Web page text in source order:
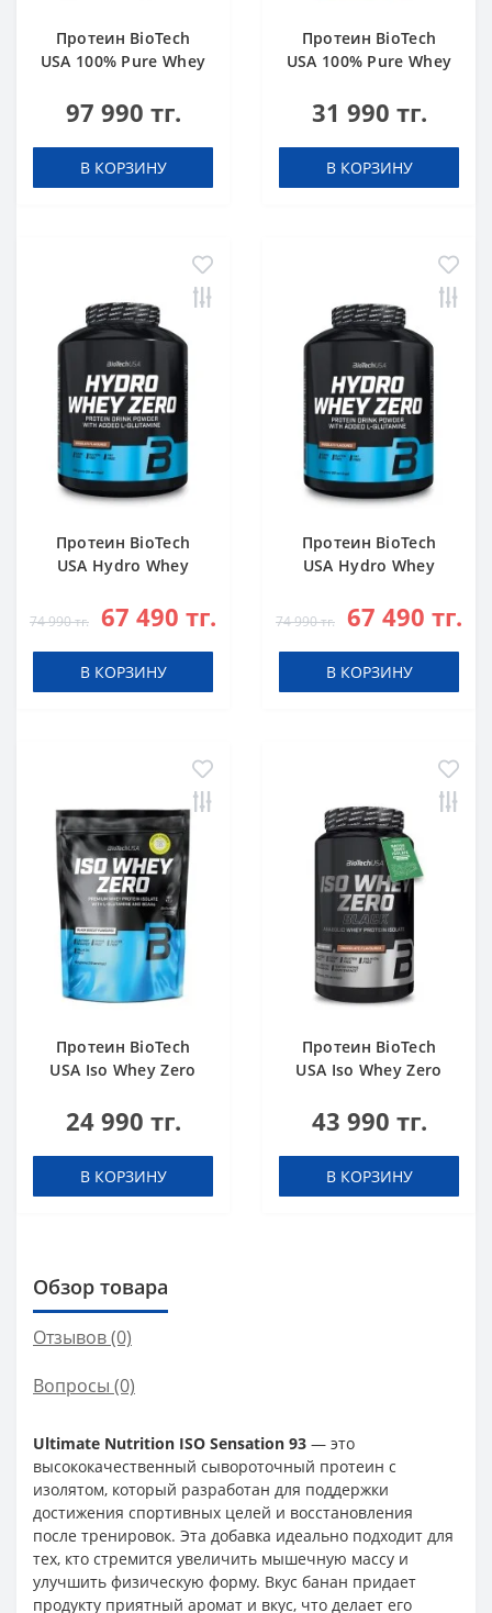
Протеин BioTech
USA 100% Pure Whey
g
97 990 тг.
В КОРЗИНУ
Протеин BioTech
USA 100% Pure Whey
31 990 тг.
В КОРЗИНУ
Протеин BioTech
USA Hydro Whey
g
74 990 тг. 67 490 тг.
В КОРЗИНУ
Протеин BioTech
USA Hydro Whey
74 990 тг. 67 490 тг.
В КОРЗИНУ
Протеин BioTech
USA Iso Whey Zero
454 g
24 990 тг.
В КОРЗИНУ
Протеин BioTech
USA Iso Whey Zero
43 990 тг.
В КОРЗИНУ
Обзор товара
Отзывов (0)
Вопросы (0)
Ultimate Nutrition ISO Sensation 93 — это
высококачественный сывороточный протеин с
изолятом, который разработан для поддержки
достижения спортивных целей и восстановления
после тренировок. Эта добавка идеально подходит для
тех, кто стремится увеличить мышечную массу и
улучшить физическую форму. Вкус банан придает
продукту приятный аромат и вкус, что делает его